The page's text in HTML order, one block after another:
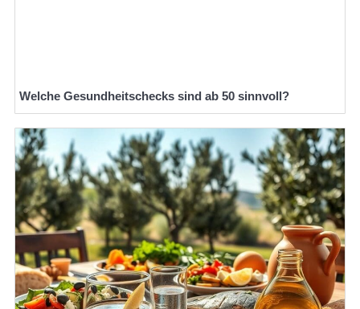
Welche Gesundheitschecks sind ab 50 sinnvoll?